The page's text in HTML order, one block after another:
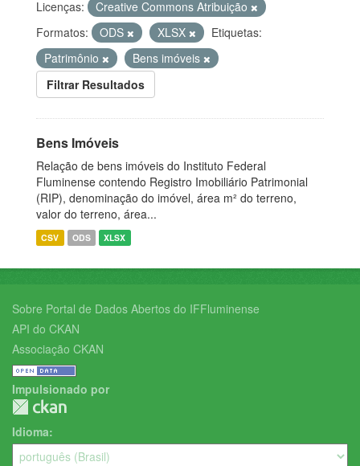
Licenças:
Creative Commons Atribuição
Formatos:
ODS XLSX
Etiquetas:
Patrimônio
Bens imóveis
Filtrar Resultados
Bens Imóveis
Relação de bens imóveis do Instituto Federal
Fluminense contendo Registro Imobiliário Patrimonial
(RIP), denominação do imóvel, área m² do terreno,
valor do terreno, área...
CSV ODS XLSX
Sobre Portal de Dados Abertos do IFFluminense
API do CKAN
Associação CKAN
Impulsionado por
Idioma